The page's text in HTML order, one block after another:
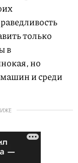
только
в
но
и среди